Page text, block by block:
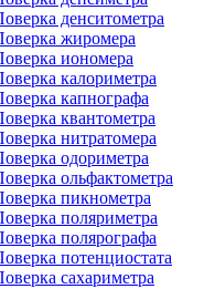
денситометра
жиромера
иономера
калориметра
капнографа
квантометра
нитратомера
одориметра
ольфактометра
пикнометра
поляриметра
полярографа
потенциостата
сахариметра